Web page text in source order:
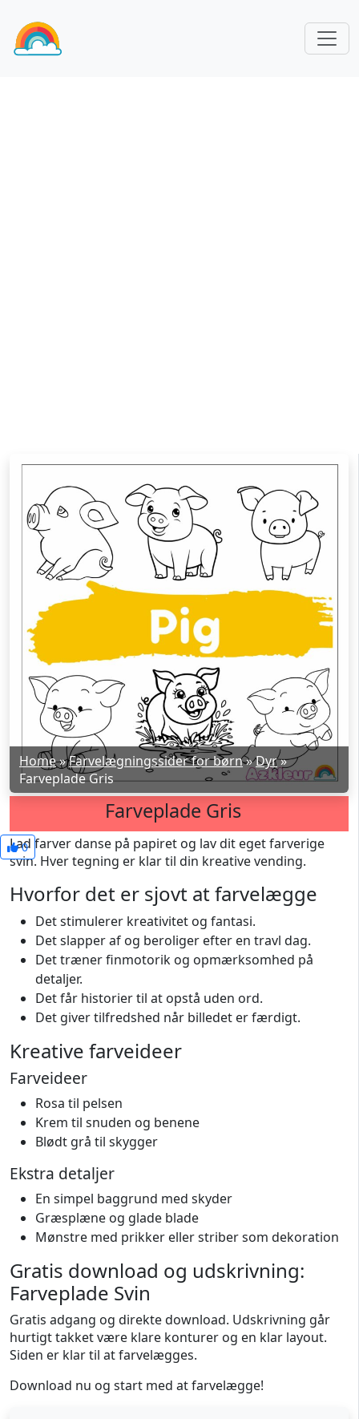
Home»Farvelægningssider for børn»Dyr»
Farveplade Gris
Farveplade Gris
0
Lad farver danse på papiret og lav dit eget farverige
svin. Hver tegning er klar til din kreative vending.
Hvorfor det er sjovt at farvelægge
Det stimulerer kreativitet og fantasi.
Det slapper af og beroliger efter en travl dag.
Det træner finmotorik og opmærksomhed på
detaljer.
Det får historier til at opstå uden ord.
Det giver tilfredshed når billedet er færdigt.
Kreative farveideer
Farveideer
Rosa til pelsen
Krem til snuden og benene
Blødt grå til skygger
Ekstra detaljer
En simpel baggrund med skyder
Græsplæne og glade blade
Mønstre med prikker eller striber som dekoration
Gratis download og udskrivning:
Farveplade Svin
Gratis adgang og direkte download. Udskrivning går
hurtigt takket være klare konturer og en klar layout.
Siden er klar til at farvelægges.
Download nu og start med at farvelægge!